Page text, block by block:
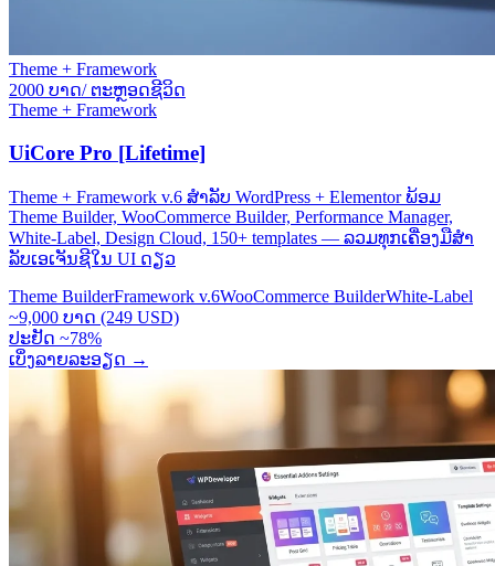
Theme + Framework
2000 ບາດ/ ຕະຫຼອດຊີວິດ
Theme + Framework
UiCore Pro [Lifetime]
Theme + Framework v.6 ສຳລັບ WordPress + Elementor ພ້ອມ
Theme Builder, WooCommerce Builder, Performance Manager,
White-Label, Design Cloud, 150+ templates — ລວມທຸກເຄື່ອງມືສຳ
ລັບເອເຈັນຊີໃນ UI ດຽວ
Theme BuilderFramework v.6WooCommerce BuilderWhite-Label
~9,000 ບາດ (249 USD)
ປະຢັດ ~78%
ເບິ່ງລາຍລະອຽດ →